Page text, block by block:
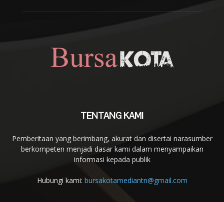
TENTANG KAMI
Pemberitaan yang berimbang, akurat dan disertai narasumber
berkompeten menjadi dasar kami dalam menyampaikan
informasi kepada publik
Hubungi kami: bursakotamediantn@gmail.com